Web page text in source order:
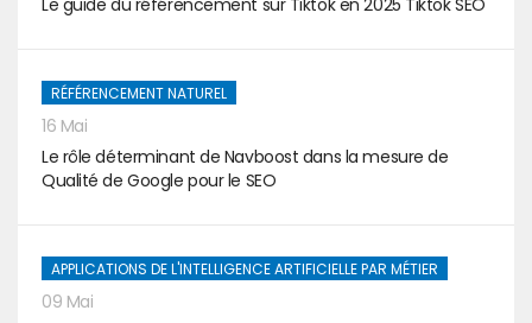
Le guide du référencement sur Tiktok en 2025 Tiktok SEO
RÉFÉRENCEMENT NATUREL
16 Mai
Le rôle déterminant de Navboost dans la mesure de
Qualité de Google pour le SEO
APPLICATIONS DE L'INTELLIGENCE ARTIFICIELLE PAR MÉTIER
09 Mai